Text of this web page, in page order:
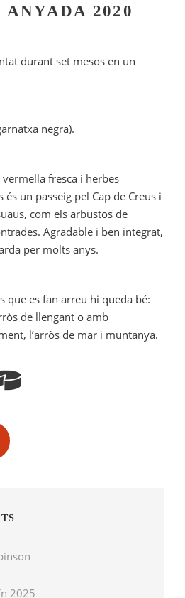
2020
durant set mesos en un
negra).
fresca i herbes
és un passeig pel Cap de Creus i
com els arbustos de
Agradable i ben integrat,
per molts anys.
que es fan arreu hi queda bé:
de llengant o amb
l’arròs de mar i muntanya.
2025